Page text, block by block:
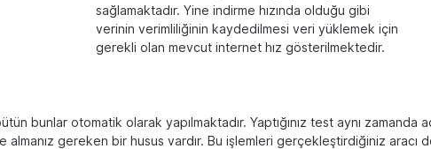
sağlamaktadır. Yine indirme hızında olduğu gibi
verinin verimliliğinin kaydedilmesi veri yüklemek için
gerekli olan mevcut internet hız gösterilmektedir.
bunlar otomatik olarak yapılmaktadır. Yaptığınız test aynı zamanda
gereken bir husus vardır. Bu işlemleri gerçekleştirdiğiniz aracı